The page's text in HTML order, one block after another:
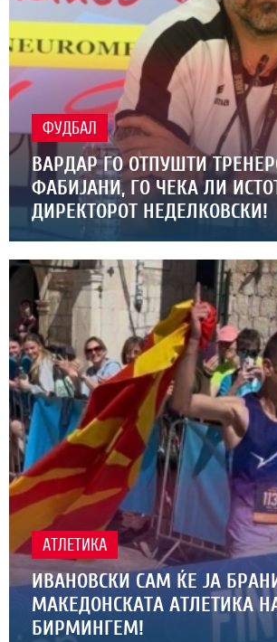
ФУДБАЛ
ВАРДАР ГО ОТПУШТИ
ФАБИЈАНИ, ГО ЧЕКА ЛИ
ДИРЕКТОРОТ НЕДЕЛКОВСКИ!
АТЛЕТИКА
ИВАНОВСКИ САМ ЌЕ ЈА
МАКЕДОНСКАТА АТЛЕТИКА
БИРМИНГЕМ!